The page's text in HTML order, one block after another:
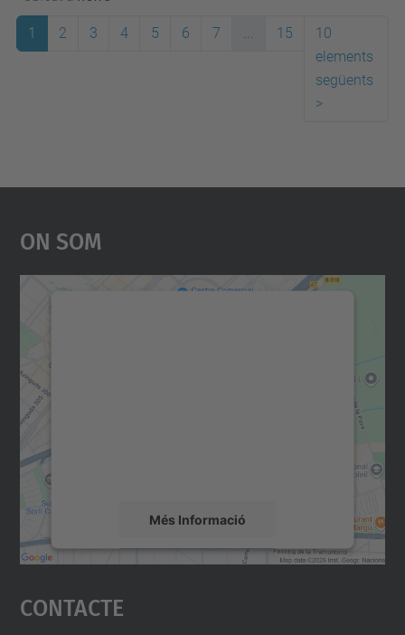
1 2 3 4 5 6 7 ... 15
10
elements
següents
>
On Som
Més Informació
Accepta
powered by
Contacte